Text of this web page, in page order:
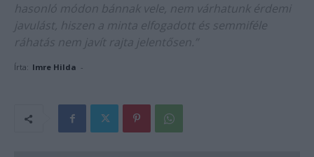
hasonló módon bánnak vele, nem várhatunk érdemi
javulást, hiszen a minta elfogadott és semmiféle
ráhatás nem javít rajta jelentősen.”
Írta: Imre Hilda -